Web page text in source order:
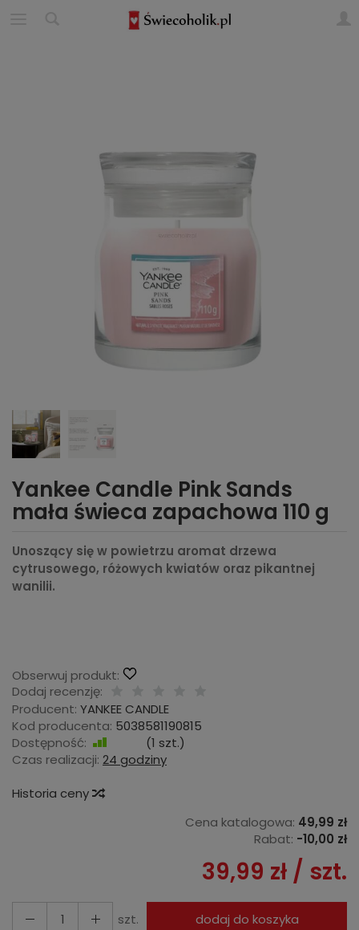
Yankee Candle Pink Sands
mała świeca zapachowa 110 g
Unoszący się w powietrzu aromat drzewa
cytrusowego, różowych kwiatów oraz pikantnej
wanilii.
Obserwuj produkt:
Dodaj recenzję:
Producent: YANKEE CANDLE
Kod producenta: 5038581190815
Dostępność:
(1 szt.)
Czas realizacji: 24 godziny
Historia ceny
Cena katalogowa: 49,99 zł
Rabat: -10,00 zł
39,99 zł / szt.
szt.
dodaj do koszyka